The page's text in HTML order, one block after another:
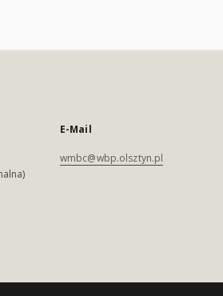
E-Mail
wmbc@wbp.olsztyn.pl